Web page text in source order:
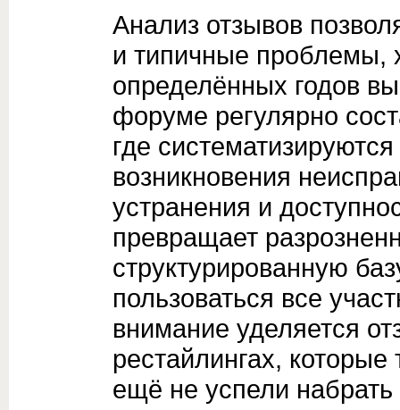
Анализ отзывов
и типичные проблемы,
определённых годов
форуме регулярно
где
возникновения
устранения и
превращает
структурированную
пользоваться все
внимание уделяется
рестайлингах,
ещё не успели набрать